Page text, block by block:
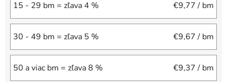
15 - 29 bm = zľava 4 % €9,77 / bm
30 - 49 bm = zľava 5 % €9,67 / bm
50 a viac bm = zľava 8 % €9,37 / bm